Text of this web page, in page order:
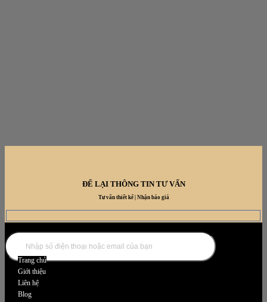
ĐỂ LẠI THÔNG TIN TƯ VẤN
Tư vấn thiết kế | Nhận báo giá
DANH MỤC NỘI THẤT
Trang chủ
Giới thiệu
Liên hệ
Blog